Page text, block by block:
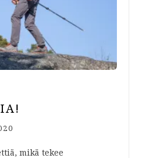
mikä tekee